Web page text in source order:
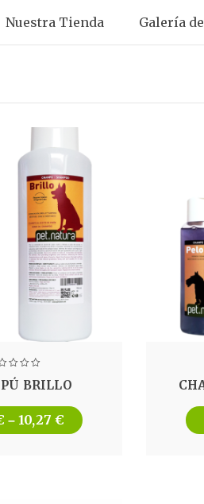
Nuestra Tienda Galería
BRILLO
– 10,27 €